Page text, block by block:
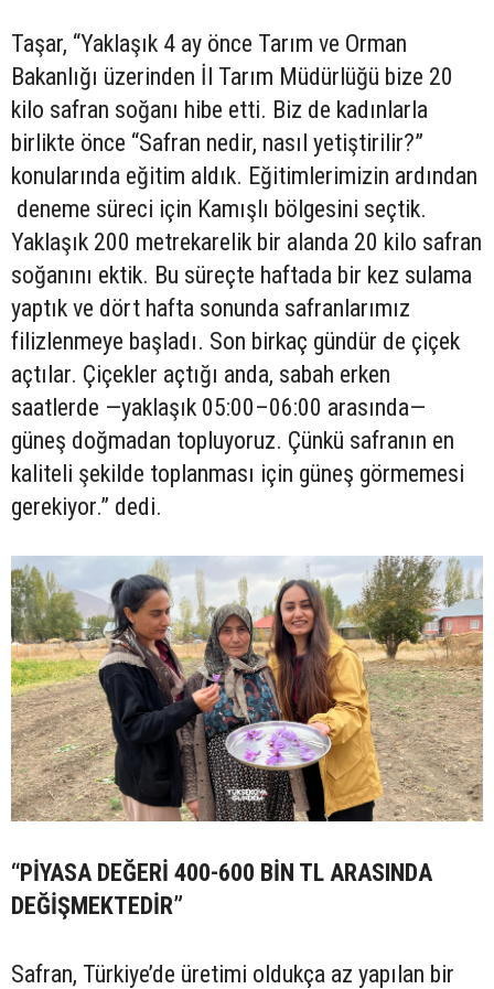
Taşar, “Yaklaşık 4 ay önce Tarım ve Orman
Bakanlığı üzerinden İl Tarım Müdürlüğü bize 20
kilo safran soğanı hibe etti. Biz de kadınlarla
birlikte önce “Safran nedir, nasıl yetiştirilir?”
konularında eğitim aldık. Eğitimlerimizin ardından
deneme süreci için Kamışlı bölgesini seçtik.
Yaklaşık 200 metrekarelik bir alanda 20 kilo safran
soğanını ektik. Bu süreçte haftada bir kez sulama
yaptık ve dört hafta sonunda safranlarımız
filizlenmeye başladı. Son birkaç gündür de çiçek
açtılar. Çiçekler açtığı anda, sabah erken
saatlerde —yaklaşık 05:00–06:00 arasında—
güneş doğmadan topluyoruz. Çünkü safranın en
kaliteli şekilde toplanması için güneş görmemesi
gerekiyor.” dedi.
“PİYASA DEĞERİ 400-600 BİN TL ARASINDA
DEĞİŞMEKTEDİR”
Safran, Türkiye’de üretimi oldukça az yapılan bir